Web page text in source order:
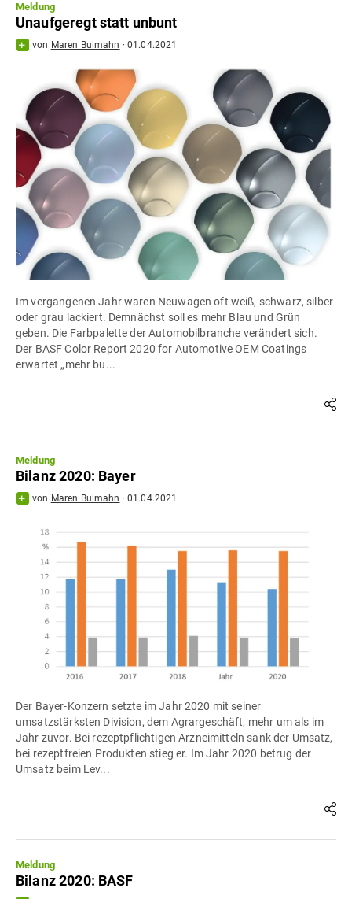
Meldung
Unaufgeregt statt unbunt
von Maren Bulmahn ·01.04.2021
Im vergangenen Jahr waren Neuwagen oft weiß, schwarz, silber
oder grau lackiert. Demnächst soll es mehr Blau und Grün
geben. Die Farbpalette der Automobilbranche verändert sich.
Der BASF Color Report 2020 for Automotive OEM Coatings
erwartet „mehr bu...
Meldung
Bilanz 2020: Bayer
von Maren Bulmahn ·01.04.2021
Der Bayer-Konzern setzte im Jahr 2020 mit seiner
umsatzstärksten Division, dem Agrargeschäft, mehr um als im
Jahr zuvor. Bei rezeptpflichtigen Arzneimitteln sank der Umsatz,
bei rezeptfreien Produkten stieg er. Im Jahr 2020 betrug der
Umsatz beim Lev...
Meldung
Bilanz 2020: BASF